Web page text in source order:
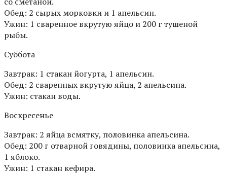
Обед: 2 сырых морковки и 1 апельсин.
Ужин: 1 сваренное вкрутую яйцо и 200 г тушеной
рыбы.
Суббота
Завтрак: 1 стакан йогурта, 1 апельсин.
Обед: 2 сваренных вкрутую яйца, 2 апельсина.
Ужин: стакан воды.
Воскресенье
Завтрак: 2 яйца всмятку, половинка апельсина.
Обед: 200 г отварной говядины, половинка апельсина,
1 яблоко.
Ужин: 1 стакан кефира.